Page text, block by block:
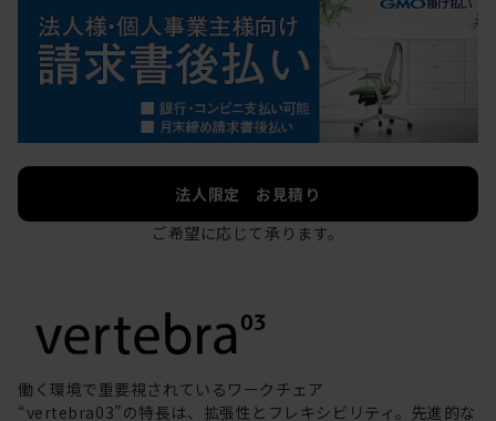
法人限定 お見積り
ご希望に応じて承ります。
働く環境で重要視されているワークチェア
“vertebra03”の特長は、拡張性とフレキシビリティ。先進的な